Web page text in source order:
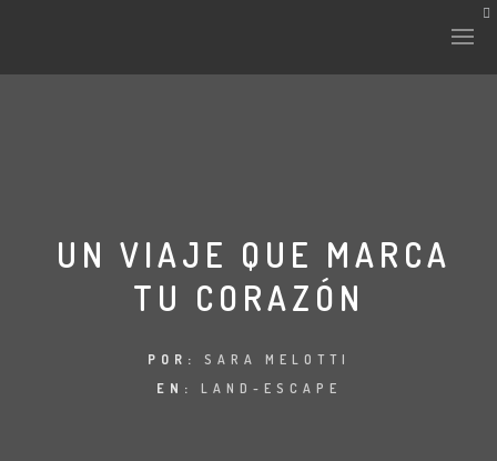
UN VIAJE QUE MARCA
TU CORAZÓN
POR: SARA MELOTTI
EN: LAND-ESCAPE